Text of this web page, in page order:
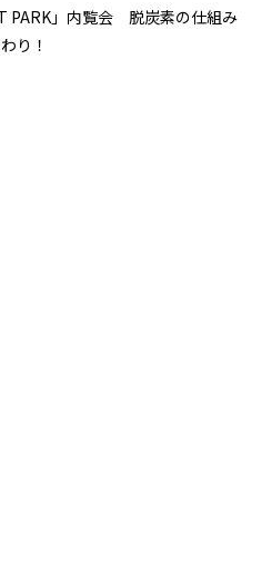
PARK」内覧会 脱炭素の仕組み
り！